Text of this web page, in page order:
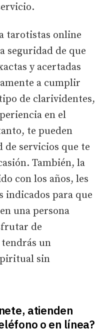
tarotistas online
seguridad de que
y acertadas
a cumplir
de clarividentes,
en el
te pueden
servicios que te
También, la
con los años, les
indicados para que
una persona
de
un
sin
atienden
o en línea?